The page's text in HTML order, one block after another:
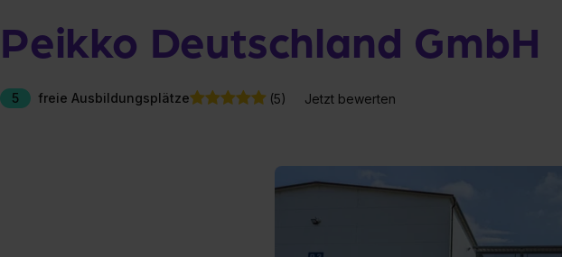
Peikko Deutschland GmbH
5 freie Ausbildungsplätze (5) Jetzt bewerten
Hier gibt es (eigentlich) was Cooles zu
Hier gibt es (eigentlich) was Cooles zu